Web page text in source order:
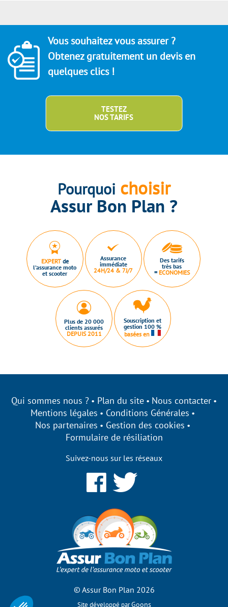
Vous souhaitez vous assurer ?
Obtenez gratuitement un devis en
quelques clics !
TESTEZ
NOS TARIFS
Pourquoi choisir
Assur Bon Plan ?
EXPERTde
l’assurance moto
et scooter
Assurance
immédiate
24H/24 & 7J/7
Des tarifs
très bas
= ECONOMIES
Plus de 20 000
clients assurés
DEPUIS 2011
Souscription et
gestion 100 %
basées en
Qui sommes nous ? Plan du site
Nous contacter
Mentions légales
Conditions Générales
Nos partenaires
Gestion des cookies
Formulaire de résiliation
Suivez-nous sur les réseaux
© Assur Bon Plan 2026
Site développé parGoons